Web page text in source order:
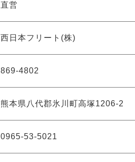
直営
西日本フリート(株)
869-4802
熊本県八代郡氷川町高塚1206-2
0965-53-5021